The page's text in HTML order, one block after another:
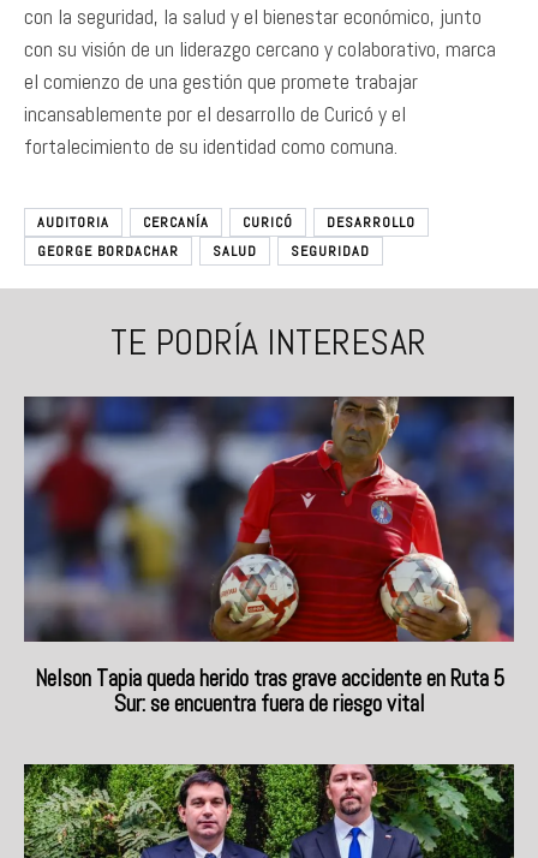
con la seguridad, la salud y el bienestar económico, junto
con su visión de un liderazgo cercano y colaborativo, marca
el comienzo de una gestión que promete trabajar
incansablemente por el desarrollo de Curicó y el
fortalecimiento de su identidad como comuna.
AUDITORIA CERCANÍA CURICÓ
DESARROLLO
GEORGE BORDACHAR
SALUD SEGURIDAD
TE PODRÍA INTERESAR
Nelson Tapia queda herido tras grave accidente en Ruta 5
Sur: se encuentra fuera de riesgo vital